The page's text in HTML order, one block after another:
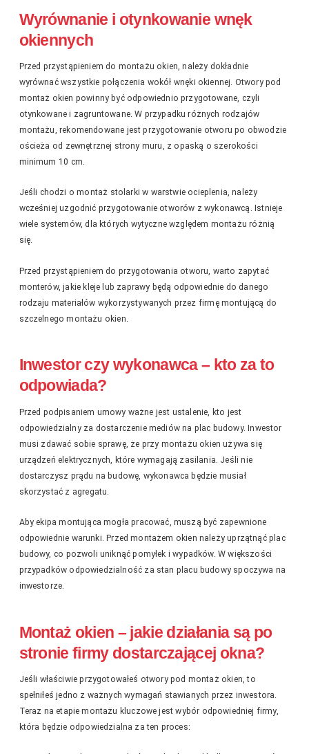
Wyrównanie i otynkowanie wnęk
okiennych
Przed przystąpieniem do montażu okien, należy dokładnie
wyrównać wszystkie połączenia wokół wnęki okiennej. Otwory pod
montaż okien powinny być odpowiednio przygotowane, czyli
otynkowane i zagruntowane. W przypadku różnych rodzajów
montażu, rekomendowane jest przygotowanie otworu po obwodzie
ościeża od zewnętrznej strony muru, z opaską o szerokości
minimum 10 cm.
Jeśli chodzi o montaż stolarki w warstwie ocieplenia, należy
wcześniej uzgodnić przygotowanie otworów z wykonawcą. Istnieje
wiele systemów, dla których wytyczne względem montażu różnią
się.
Przed przystąpieniem do przygotowania otworu, warto zapytać
monterów, jakie kleje lub zaprawy będą odpowiednie do danego
rodzaju materiałów wykorzystywanych przez firmę montującą do
szczelnego montażu okien.
Inwestor czy wykonawca – kto za to
odpowiada?
Przed podpisaniem umowy ważne jest ustalenie, kto jest
odpowiedzialny za dostarczenie mediów na plac budowy. Inwestor
musi zdawać sobie sprawę, że przy montażu okien używa się
urządzeń elektrycznych, które wymagają zasilania. Jeśli nie
dostarczysz prądu na budowę, wykonawca będzie musiał
skorzystać z agregatu.
Aby ekipa montująca mogła pracować, muszą być zapewnione
odpowiednie warunki. Przed montażem okien należy uprzątnąć plac
budowy, co pozwoli uniknąć pomyłek i wypadków. W większości
przypadków odpowiedzialność za stan placu budowy spoczywa na
inwestorze.
Montaż okien – jakie działania są po
stronie firmy dostarczającej okna?
Jeśli właściwie przygotowałeś otwory pod montaż okien, to
spełniłeś jedno z ważnych wymagań stawianych przez inwestora.
Teraz na etapie montażu kluczowe jest wybór odpowiedniej firmy,
która będzie odpowiedzialna za ten proces: